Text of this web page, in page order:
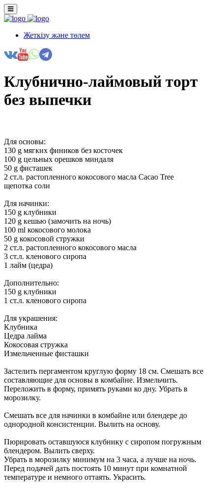
Жеткізу және төлем
Клубнично-лаймовый торт
без выпечки
Для основы:
130 g мягких фиников без косточек
100 g цельных орешков миндаля
50 g фисташек
2 ст.л. растопленного кокосового масла Cacao Tree
щепотка соли
Для начинки:
150 g клубники
120 g кешью (замочить на ночь)
100 ml кокосового молока
50 g кокосовой стружки
2 ст.л. растопленного кокосового масла
3 ст.л. кленового сиропа
1 лайм (цедра)
Дополнительно:
150 g клубники
1 ст.л. кленового сиропа
Для украшения:
Клубника
Цедра лайма
Кокосовая стружка
Измельченные фисташки
Застелить пергаментом круглую форму 18 см. Смешать все
составляющие для основы в комбайне. Измельчить.
Переложить в форму, примять руками ко дну. Убрать в
морозилку.
Смешать все для начинки в комбайне или блендере до
однородной консистенции. Вылить на основу.
Пюрировать оставшуюся клубнику с сиропом погружным
блендером. Вылить сверху.
Убрать в морозилку минимум на 3 часа, а лучше на ночь.
Перед подачей дать постоять 10 минут при комнатной
температуре и немного оттаять. Украсить.